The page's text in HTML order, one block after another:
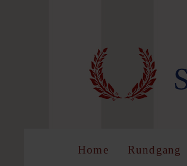
Home Rundgang
LOG IN